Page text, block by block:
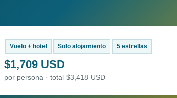
Vuelo + hotel Solo alojamiento 5 estrellas
$1,709 USD
por persona · total $3,418 USD